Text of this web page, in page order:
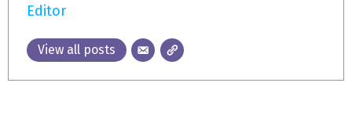
Editor
View all posts